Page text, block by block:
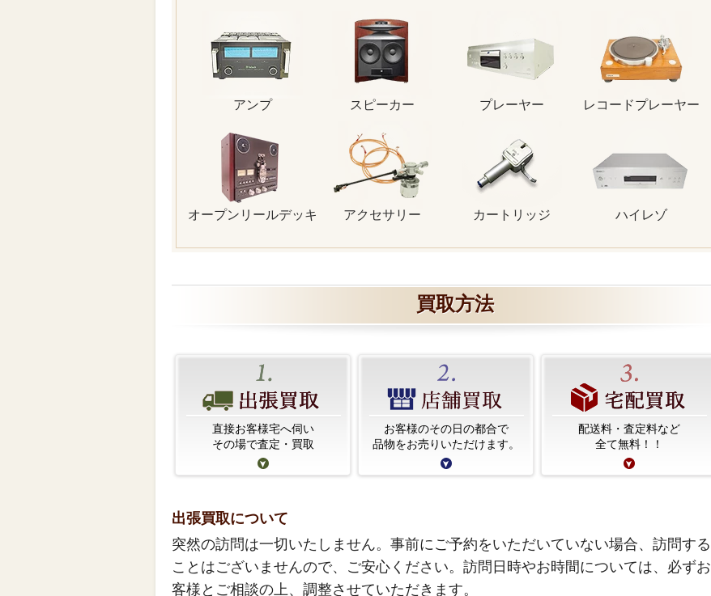
アンプ スピーカー プレーヤー レコードプレーヤー
オープンリールデッキ アクセサリー カートリッジ ハイレゾ
買取方法
直接お客様宅へ伺い
その場で査定・買取
お客様のその日の都合で
品物をお売りいただけます。
配送料・査定料など
全て無料！！
出張買取について
突然の訪問は一切いたしません。事前にご予約をいただいていない場合、訪問する
ことはございませんので、ご安心ください。訪問日時やお時間については、必ずお
客様とご相談の上、調整させていただきます。